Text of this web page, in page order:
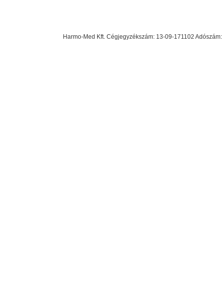
Harmo-Med Kft. Cégjegyzékszám: 13-09-171102